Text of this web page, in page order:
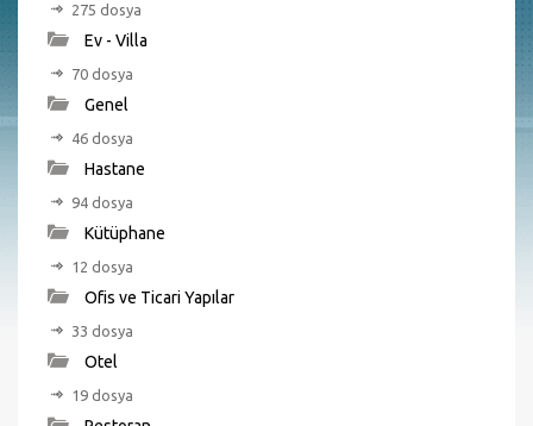
275 dosya
Ev - Villa
70 dosya
Genel
46 dosya
Hastane
94 dosya
Kütüphane
12 dosya
Ofis ve Ticari Yapılar
33 dosya
Otel
19 dosya